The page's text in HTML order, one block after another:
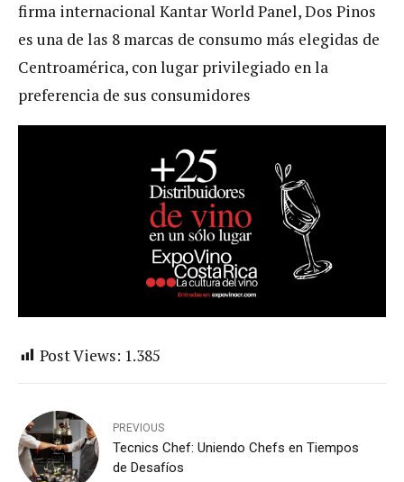
firma internacional Kantar World Panel, Dos Pinos
es una de las 8 marcas de consumo más elegidas de
Centroamérica, con lugar privilegiado en la
preferencia de sus consumidores
Post Views: 1.385
PREVIOUS
Tecnics Chef: Uniendo Chefs en Tiempos
de Desafíos